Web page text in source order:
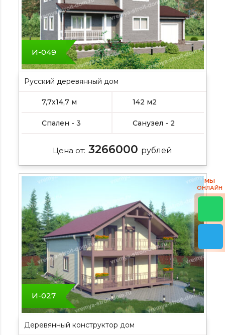
И-049
Русский деревянный дом
7,7х14,7 м 142 м2
Спален - 3 Санузел - 2
Цена от: 3266000 рублей
И-027
Деревянный конструктор дом
МЫ
ОНЛАЙН